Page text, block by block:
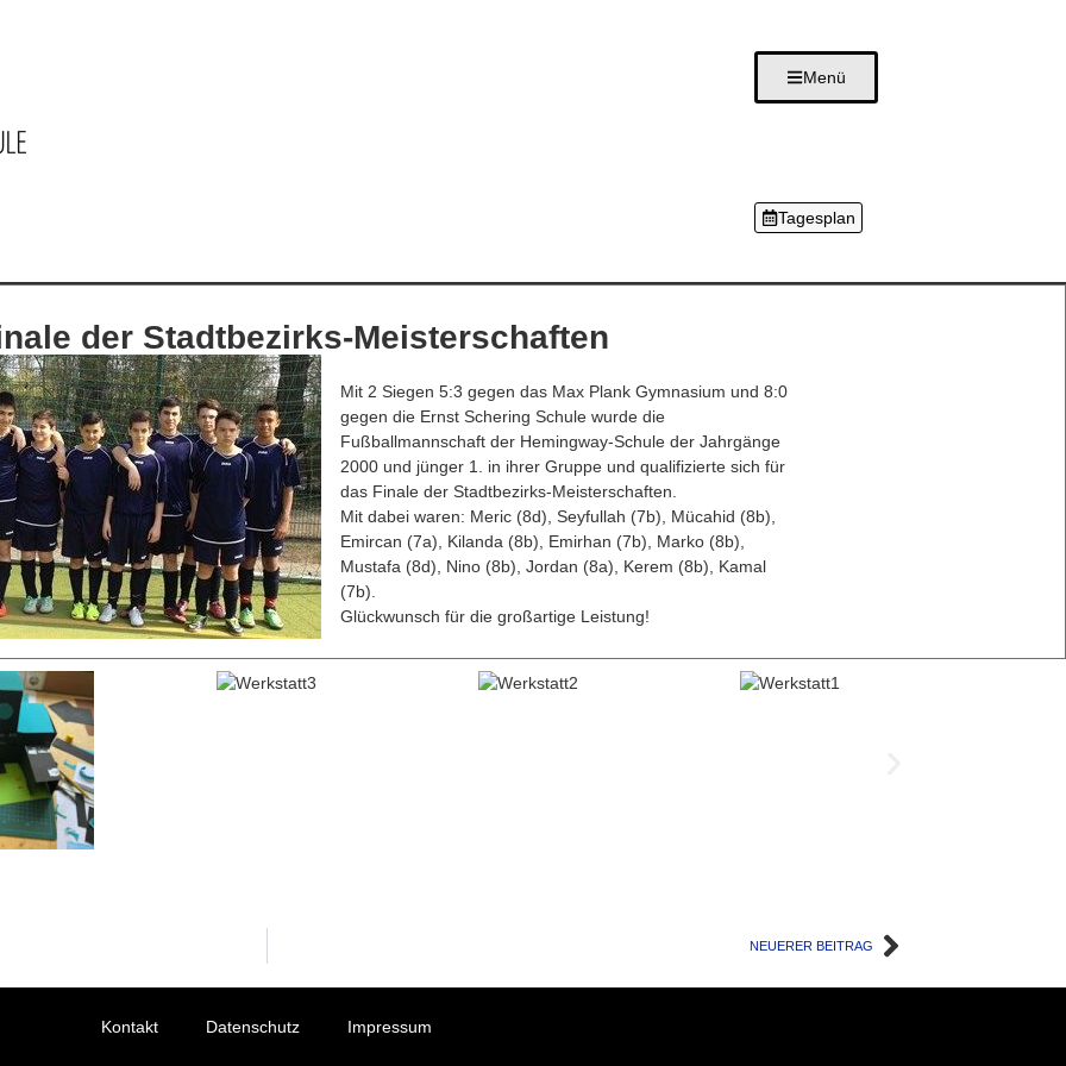
Menü
Tagesplan
der Stadtbezirks-Meisterschaften
Mit 2 Siegen 5:3 gegen das Max Plank Gymnasium und 8:0
gegen die Ernst Schering Schule wurde die
Fußballmannschaft der Hemingway-Schule der Jahrgänge
2000 und jünger 1. in ihrer Gruppe und qualifizierte sich für
das Finale der Stadtbezirks-Meisterschaften.
Mit dabei waren: Meric (8d), Seyfullah (7b), Mücahid (8b),
Emircan (7a), Kilanda (8b), Emirhan (7b), Marko (8b),
Mustafa (8d), Nino (8b), Jordan (8a), Kerem (8b), Kamal
(7b).
Glückwunsch für die großartige Leistung!
NEUERER BEITRAG
Kontakt Datenschutz Impressum